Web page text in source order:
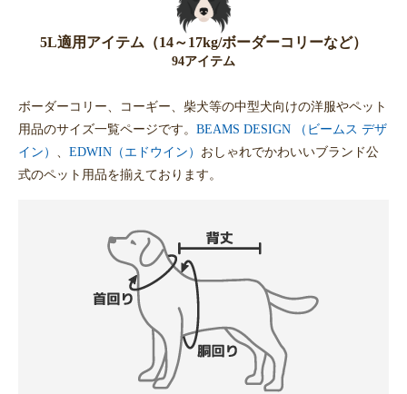
5L適用アイテム（14～17kg/ボーダーコリーなど）
94アイテム
ボーダーコリー、コーギー、柴犬等の中型犬向けの洋服やペット
用品のサイズ一覧ページです。 BEAMS DESIGN （ビームス デザ
イン）
EDWIN（エドウイン） おしゃれでかわいいブランド公
式のペット用品を揃えております。